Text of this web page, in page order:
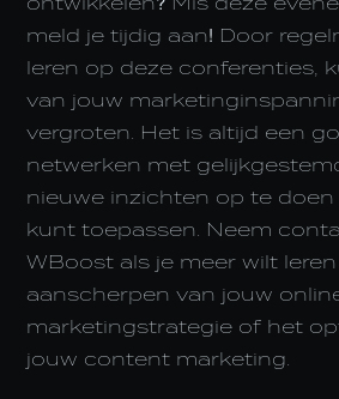
meld je tijdig aan! Door
leren op deze conferenties,
van jouw
vergroten. Het is altijd een
netwerken met
nieuwe inzichten op te doen
kunt toepassen. Neem
WBoost als je meer wilt
aanscherpen van jouw
marketingstrategie of het
jouw content marketing.